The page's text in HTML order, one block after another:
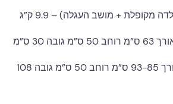
+ מושב העגלה) – 9.9 ק”ג
30 ס”מ
מידות במצב פתוח- אורך 93-85 ס”מ רוחב 50 ס”מ גובה 108